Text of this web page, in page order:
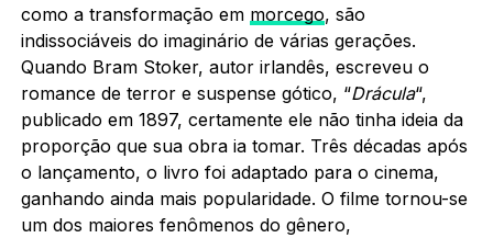
como a transformação em morcego, são
indissociáveis do imaginário de várias gerações.
Quando Bram Stoker, autor irlandês, escreveu o
romance de terror e suspense gótico, “Drácula“,
publicado em 1897, certamente ele não tinha ideia da
proporção que sua obra ia tomar. Três décadas após
o lançamento, o livro foi adaptado para o cinema,
ganhando ainda mais popularidade. O filme tornou-se
um dos maiores fenômenos do gênero,